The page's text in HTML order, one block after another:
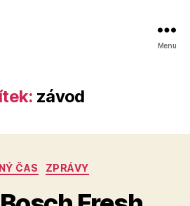
Menu
závod
Rubriky
ČAS ZPRÁVY